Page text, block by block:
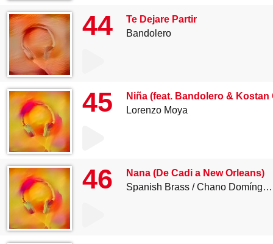
44
Te Dejare Partir
Bandolero
45
Niña (feat. Bandolero & Kostan
Lorenzo Moya
46
Nana (De Cadi a New Orleans)
Spanish Brass
Chano Domínguez